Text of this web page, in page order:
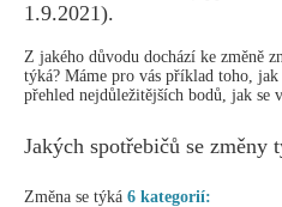
1.9.2021).
Z jakého důvodu dochází ke změně
týká? Máme pro vás příklad toho,
přehled nejdůležitějších bodů, jak se
Jakých spotřebičů se změny
Změna se týká 6 kategorií: